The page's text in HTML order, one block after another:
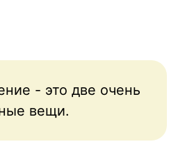
- это две очень
вещи.